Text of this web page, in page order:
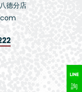
德分店
詢